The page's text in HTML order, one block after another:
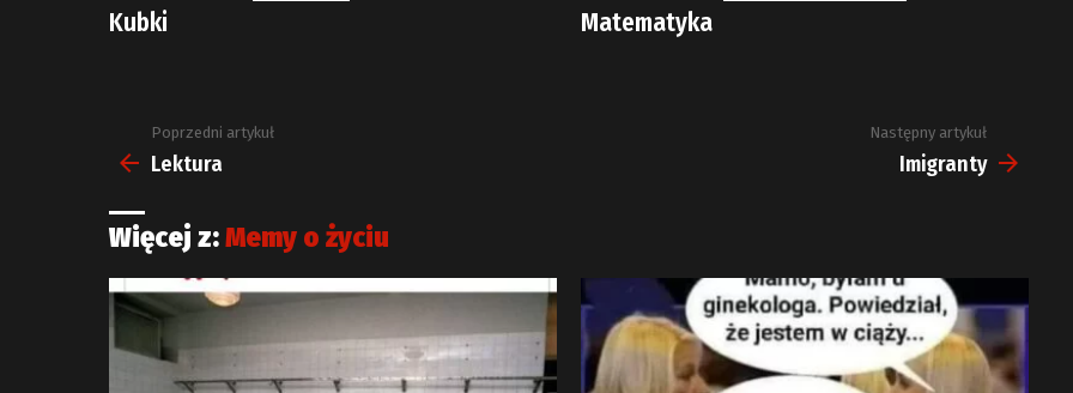
Kubki Matematyka
Zobacz
więcej
Poprzedni artykuł
Lektura
Następny artykuł
Imigranty
Więcej z:Memy o życiu